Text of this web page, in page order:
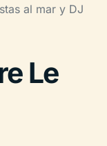
al mar y DJ
Le